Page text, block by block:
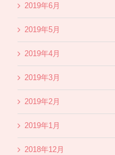
2019年6月
2019年5月
2019年4月
2019年3月
2019年2月
2019年1月
2018年12月